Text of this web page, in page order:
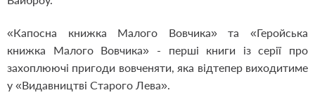
«Капосна книжка Малого Вовчика» та «Геройська
книжка Малого Вовчика» - перші книги із серії про
захоплюючі пригоди вовченяти, яка відтепер виходитиме
у «Видавництві Старого Лева».